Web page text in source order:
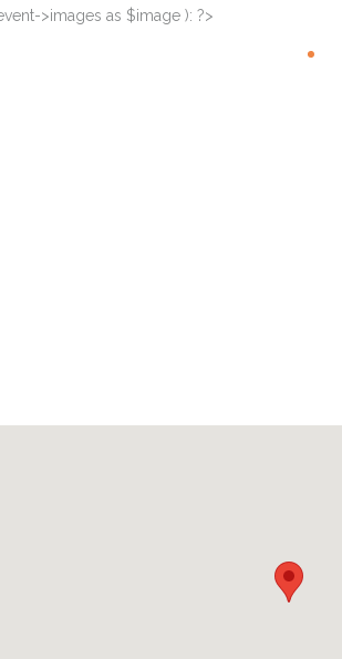
>images as $image ): ?>